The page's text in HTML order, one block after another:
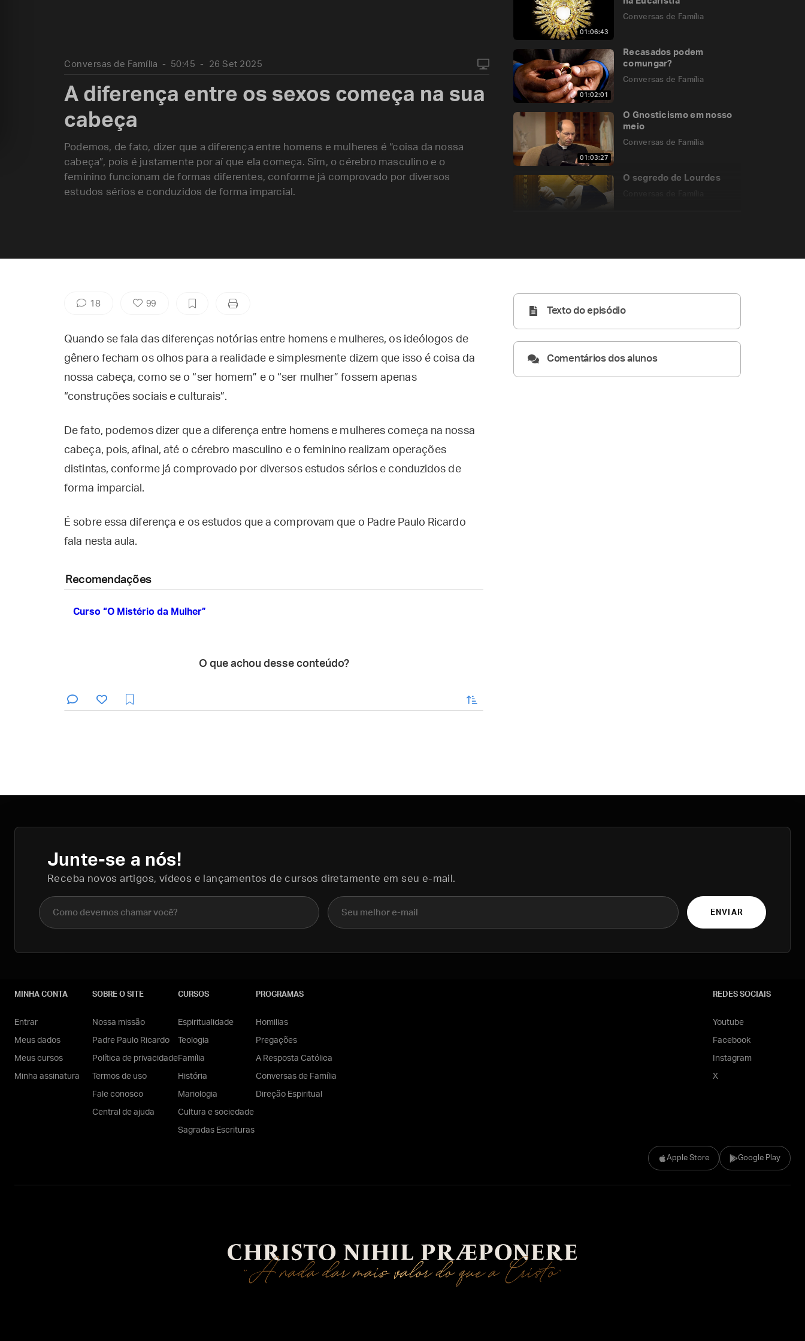
01:06:43
Conversas de Família
01:02:01
Recasados podem
comungar?
Conversas de Família
01:03:27
O Gnosticismo em nosso
meio
Conversas de Família
O segredo de Lourdes
Conversas de Família
Conversas de Família 50:45 26 Set 2025
A diferença entre os sexos começa na sua
cabeça
Podemos, de fato, dizer que a diferença entre homens e mulheres é “coisa da nossa
cabeça”, pois é justamente por aí que ela começa. Sim, o cérebro masculino e o
feminino funcionam de formas diferentes, conforme já comprovado por diversos
estudos sérios e conduzidos de forma imparcial.
18 99
Quando se fala das diferenças notórias entre homens e mulheres, os ideólogos de
gênero fecham os olhos para a realidade e simplesmente dizem que isso é coisa da
nossa cabeça, como se o “ser homem” e o “ser mulher” fossem apenas
“construções sociais e culturais”.
De fato, podemos dizer que a diferença entre homens e mulheres começa na nossa
cabeça, pois, afinal, até o cérebro masculino e o feminino realizam operações
distintas, conforme já comprovado por diversos estudos sérios e conduzidos de
forma imparcial.
É sobre essa diferença e os estudos que a comprovam que o Padre Paulo Ricardo
fala nesta aula.
Recomendações
Curso “O Mistério da Mulher”
O que achou desse conteúdo?
enviar
Texto do episódio
Comentários dos alunos
Junte-se a nós!
Receba novos artigos, vídeos e lançamentos de cursos diretamente em seu e-mail.
Nome completo E-mail
ENVIAR
Apple Store Google Play
MINHA CONTA
Entrar
Meus dados
Meus cursos
Minha assinatura
SOBRE O SITE
Nossa missão
Padre Paulo Ricardo
Política de privacidade
Termos de uso
Fale conosco
Central de ajuda
CURSOS
Espiritualidade
Teologia
Família
História
Mariologia
Cultura e sociedade
Sagradas Escrituras
PROGRAMAS
Homilias
Pregações
A Resposta Católica
Conversas de Família
Direção Espiritual
REDES SOCIAIS
Youtube
Facebook
Instagram
X